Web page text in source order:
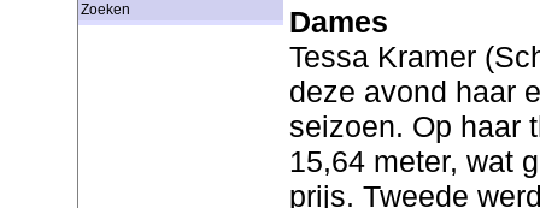
Zoeken
Dames
Tessa Kramer
deze avond haar
seizoen. Op haar
15,64 meter, wat
prijs. Tweede